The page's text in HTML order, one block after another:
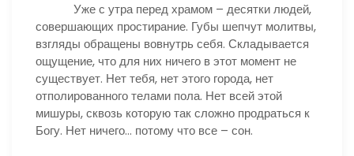
Уже с утра перед храмом – десятки людей,
совершающих простирание. Губы шепчут молитвы,
взгляды обращены вовнутрь себя. Складывается
ощущение, что для них ничего в этот момент не
существует. Нет тебя, нет этого города, нет
отполированного телами пола. Нет всей этой
мишуры, сквозь которую так сложно продраться к
Богу. Нет ничего… потому что все – сон.